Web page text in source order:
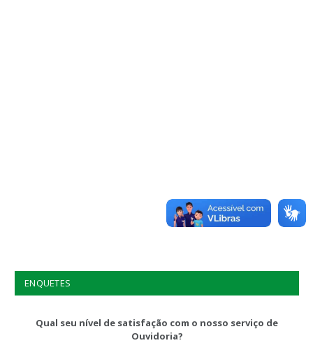
ENQUETES
Qual seu nível de satisfação com o nosso serviço de
Ouvidoria?